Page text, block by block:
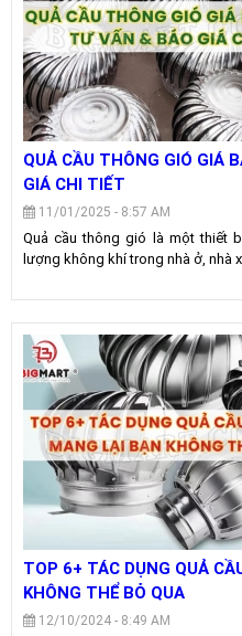
QUẢ CẦU THÔNG GIÓ GIÁ
GIÁ CHI TIẾT
11/01/2025 - 8:57 AM
Quả cầu thông gió là một thiết
lượng không khí trong nhà ở, nhà
TOP 6+ TÁC DỤNG QUẢ
KHÔNG THỂ BỎ QUA
12/10/2024 - 8:49 AM